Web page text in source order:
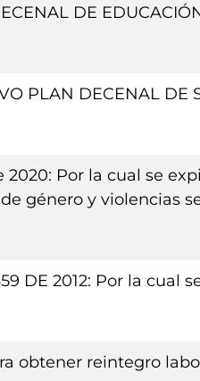
DE
PLAN DECENAL
2020: Por la cual se
género y violencias
DE 2012: Por la
obtener reintegro